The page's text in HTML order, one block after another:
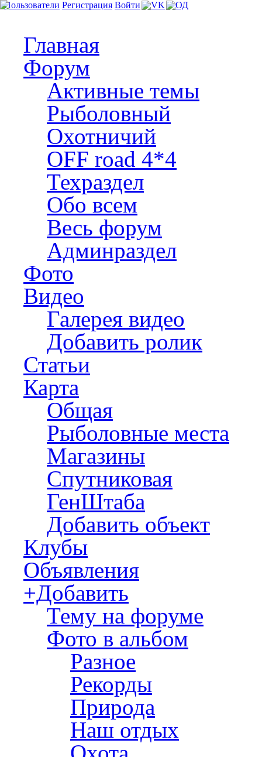
Пользователи Регистрация Войти
Главная
Форум
Активные темы
Рыболовный
Охотничий
OFF road 4*4
Техраздел
Обо всем
Весь форум
Админраздел
Фото
Видео
Галерея видео
Добавить ролик
Статьи
Карта
Общая
Рыболовные места
Магазины
Спутниковая
ГенШтаба
Добавить объект
Клубы
Объявления
+Добавить
Тему на форуме
Фото в альбом
Разное
Рекорды
Природа
Наш отдых